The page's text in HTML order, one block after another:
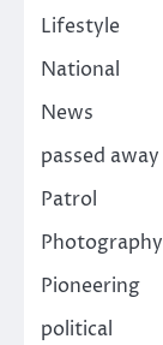
Lifestyle
National
News
passed away
Patrol
Photography
Pioneering
political